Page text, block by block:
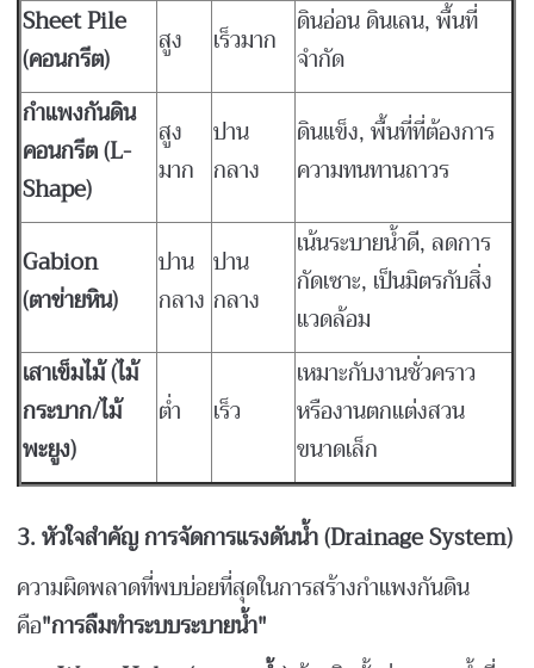
Sheet Pile
(คอนกรีต) สูง เร็วมาก ดินอ่อน ดินเลน, พื้นที่
จำกัด
กำแพงกันดิน
คอนกรีต (L-
Shape)
สูง
มาก
ปาน
กลาง
ดินแข็ง, พื้นที่ที่ต้องการ
ความทนทานถาวร
Gabion
(ตาข่ายหิน)
ปาน
กลาง
ปาน
กลาง
เน้นระบายน้ำดี, ลดการ
กัดเซาะ, เป็นมิตรกับสิ่ง
แวดล้อม
เสาเข็มไม้ (ไม้
กระบาก/ไม้
พะยูง)
ต่ำ เร็ว
เหมาะกับงานชั่วคราว
หรืองานตกแต่งสวน
ขนาดเล็ก
3.หัวใจสำคัญ การจัดการแรงดันน้ำ (Drainage System)
ความผิดพลาดที่พบบ่อยที่สุดในการสร้างกำแพงกันดิน
คือ"การลืมทำระบบระบายน้ำ"